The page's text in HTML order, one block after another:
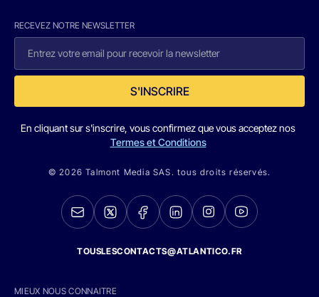
RECEVEZ NOTRE NEWSLETTER
S'INSCRIRE
En cliquant sur s'inscrire, vous confirmez que vous acceptez nos
Termes et Conditions
© 2026 Talmont Media SAS. tous droits réservés.
TOUSLESCONTACTS@ATLANTICO.FR
MIEUX NOUS CONNAITRE